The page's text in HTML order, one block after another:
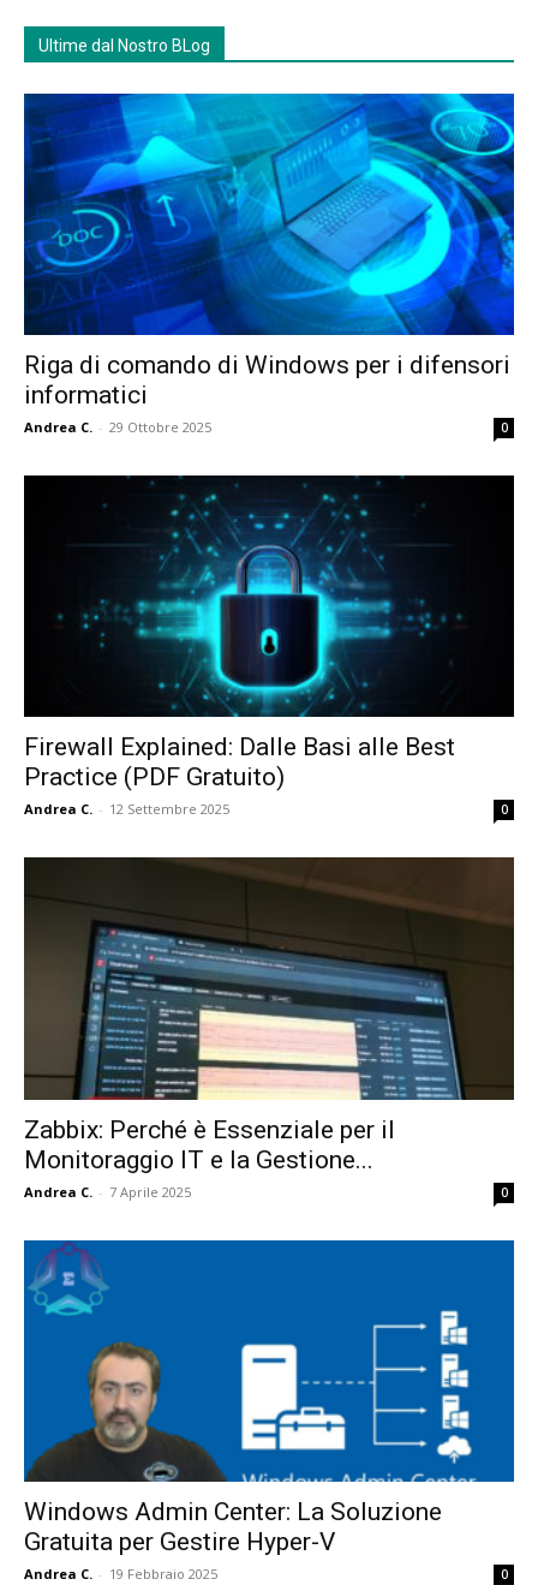
Ultime dal Nostro BLog
Riga di comando di Windows per i difensori
informatici
Andrea C. - 29 Ottobre 2025 0
Firewall Explained: Dalle Basi alle Best
Practice (PDF Gratuito)
Andrea C. - 12 Settembre 2025 0
Zabbix: Perché è Essenziale per il
Monitoraggio IT e la Gestione...
Andrea C. - 7 Aprile 2025 0
Windows Admin Center: La Soluzione
Gratuita per Gestire Hyper-V
Andrea C. - 19 Febbraio 2025 0